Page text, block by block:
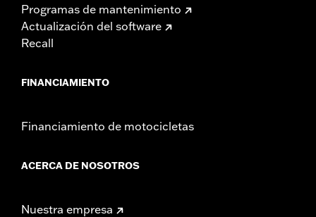
Programas de mantenimiento
Actualización del software
Recall
FINANCIAMIENTO
Financiamiento de motocicletas
ACERCA DE NOSOTROS
Nuestra empresa